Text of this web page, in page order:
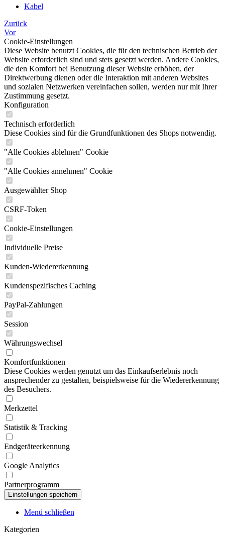
Kabel
Zurück
Vor
Cookie-Einstellungen
Diese Website benutzt Cookies, die für den technischen Betrieb der
Website erforderlich sind und stets gesetzt werden. Andere Cookies,
die den Komfort bei Benutzung dieser Website erhöhen, der
Direktwerbung dienen oder die Interaktion mit anderen Websites
und sozialen Netzwerken vereinfachen sollen, werden nur mit Ihrer
Zustimmung gesetzt.
Konfiguration
Technisch erforderlich
Diese Cookies sind für die Grundfunktionen des Shops notwendig.
"Alle Cookies ablehnen" Cookie
"Alle Cookies annehmen" Cookie
Ausgewählter Shop
CSRF-Token
Cookie-Einstellungen
Individuelle Preise
Kunden-Wiedererkennung
Kundenspezifisches Caching
PayPal-Zahlungen
Session
Währungswechsel
Komfortfunktionen
Diese Cookies werden genutzt um das Einkaufserlebnis noch
ansprechender zu gestalten, beispielsweise für die Wiedererkennung
des Besuchers.
Merkzettel
Statistik & Tracking
Endgeräteerkennung
Google Analytics
Partnerprogramm
Menü schließen
Kategorien